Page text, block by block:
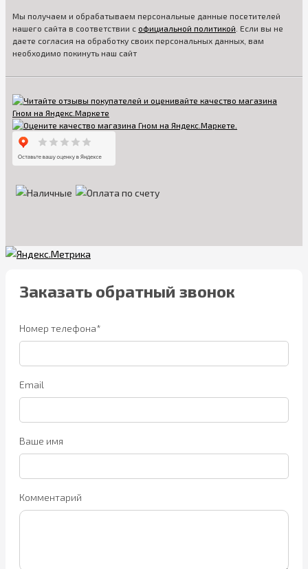
Мы получаем и обрабатываем персональные данные посетителей
нашего сайта в соответствии с официальной политикой . Если вы не
даете согласия на обработку своих персональных данных, вам
необходимо покинуть наш сайт
Заказать обратный звонок
Номер телефона*
Email
Ваше имя
Комментарий